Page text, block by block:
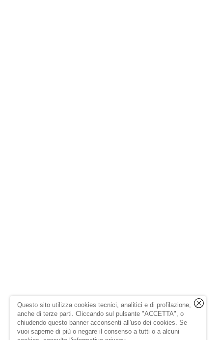
Questo sito utilizza cookies tecnici, analitici e di profilazione,
anche di terze parti. Cliccando sul pulsante "ACCETTA", o
chiudendo questo banner acconsenti all'uso dei cookies. Se
vuoi saperne di più o negare il consenso a tutti o a alcuni